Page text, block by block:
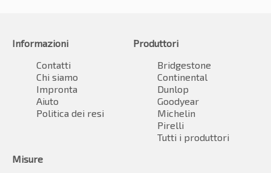
Informazioni
Contatti
Chi siamo
Impronta
Aiuto
Politica dei resi
Produttori
Bridgestone
Continental
Dunlop
Goodyear
Michelin
Pirelli
Tutti i produttori
Misure